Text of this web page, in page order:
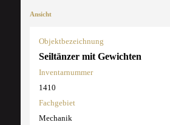
Ansicht
Objektbezeichnung
Seiltänzer mit Gewichten
Inventarnummer
1410
Fachgebiet
Mechanik